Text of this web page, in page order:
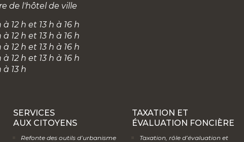
de l'hôtel de ville
à 12 h et 13 h à 16 h
à 12 h et 13 h à 16 h
à 12 h et 13 h à 16 h
à 12 h et 13 h à 16 h
à 13 h
SERVICES
AUX CITOYENS
Refonte des outils d’urbanisme
TAXATION ET
ÉVALUATION FONCIÈRE
Taxation, rôle d’évaluation et